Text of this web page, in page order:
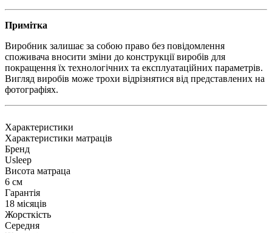
Примітка
Виробник залишає за собою право без повідомлення
споживача вносити зміни до конструкції виробів для
покращення їх технологічних та експлуатаційних параметрів.
Вигляд виробів може трохи відрізнятися від представлених на
фотографіях.
Характеристики
Характеристики матраців
Бренд
Usleep
Висота матраца
6 см
Гарантія
18 місяців
Жорсткість
Середня